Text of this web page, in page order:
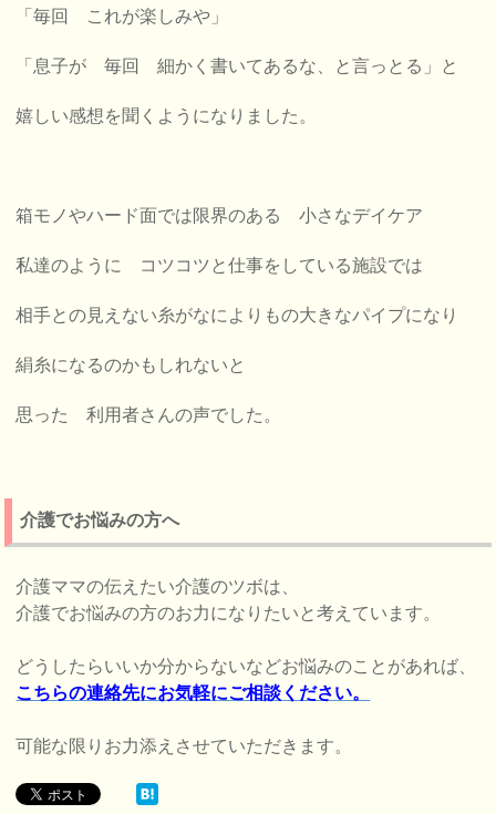
「毎回 これが楽しみや」
「息子が 毎回 細かく書いてあるな、と言っとる」と
嬉しい感想を聞くようになりました。
箱モノやハード面では限界のある 小さなデイケア
私達のように コツコツと仕事をしている施設では
相手との見えない糸がなによりもの大きなパイプになり
絹糸になるのかもしれないと
思った 利用者さんの声でした。
介護でお悩みの方へ
介護ママの伝えたい介護のツボは、
介護でお悩みの方のお力になりたいと考えています。
どうしたらいいか分からないなどお悩みのことがあれば、
こちらの連絡先にお気軽にご相談ください。
可能な限りお力添えさせていただきます。